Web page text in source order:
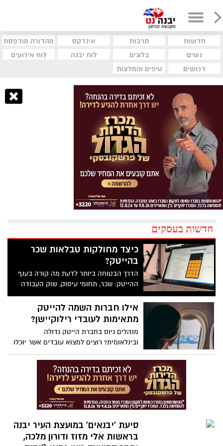
חדשות תרבות אינדקס
מהדורה מודפסת
נשים
בלוגים לוח יבנה
לוח אירועים
דרושים
טיפים והמלצות
חדשות בעסקים
כיצד מחולקות טבלאות שכר
בהייטק?
הדרך הבטוחה ביותר לדעת מה קורה בענף
ההייטק: שכר, תחומי עיסוק, שוק העבודה
וכוח אדם
אילו חברות השמה להייטק
מתאימות לעובדי רילוקיישן?
מנהלים גיוס בחברת הייטק גדולה
ובינלאומית? רוצים למצוא עובדים אשר יוכלו
לקבל הכשרה בישראל ובסופו של דבר
להשתלב במשרדי החברה שלכם בארצות
אחרות ברחבי העולם, במסגרת הליך
רילוקיישן? אם כן, הגעתם אל המקום הנכון
סיעת 'יבנאים' במועצת העיר יבנה
בראשות אלי מזוז ודורון מלכה,